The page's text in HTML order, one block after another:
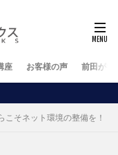
座 お客様の声 前田が行
こそネット環境の整備を！